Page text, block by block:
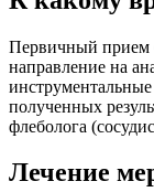
Первичный прием
направление на
полученных
флеболога
Лечение